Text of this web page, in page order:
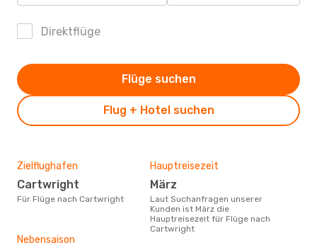
Direktflüge
Flug + Hotel suchen
Flüge suchen
Zielflughafen
Cartwright
Für Flüge nach Cartwright
Hauptreisezeit
März
Laut Suchanfragen unserer
Kunden ist März die
Hauptreisezeit für Flüge nach
Cartwright
Nebensaison